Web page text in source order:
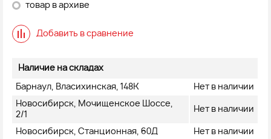
товар в архиве
Добавить в сравнение
Наличие на складах
Барнаул, Власихинская, 148К
Нет в наличии
Новосибирск, Мочищенское Шоссе,
2/1
Нет в наличии
Новосибирск, Станционная, 60Д
Нет в наличии